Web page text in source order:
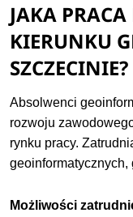
JAKA
KIERUNKU
SZCZECINIE?
Absolwenci
rozwoju
rynku pracy.
geoinformatycznych,
Możliwości